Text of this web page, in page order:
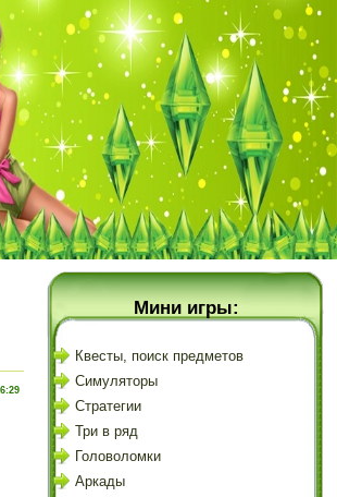
Мини игры:
Квесты, поиск предметов
Симуляторы
Стратегии
Три в ряд
Головоломки
Аркады